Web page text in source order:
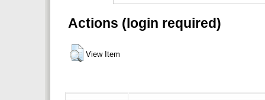
Actions (login required)
View Item